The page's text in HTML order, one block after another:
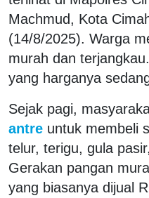
Machmud, Kota
(14/8/2025). Warga
murah dan
yang harganya
Sejak pagi,
antre untuk membeli
telur, terigu, gula
Gerakan pangan
yang biasanya dijual